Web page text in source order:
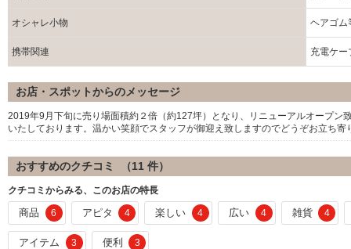
オシャレ小物 ヘアゴム
携帯関連 充電ケー
お店・スポットからのメッセージ
2019年9月下旬に売り場面積約２倍（約127坪）となり、リニューアルオープン
いたしております。温かい笑顔でスタッフが御迎え致しますのでどうぞお立ち寄
おすすめのクチコミ （11 件）
クチコミからみる、このお店の特長
商品 6 アピタ 4 楽しい 4 広い 4 雑貨 4
アイテム 3 便利 3